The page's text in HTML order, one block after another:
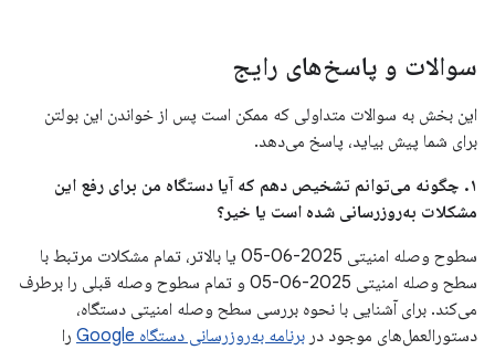
سوالات و پاسخ‌های رایج
این بخش به سوالات متداولی که ممکن است پس از خواندن این بولتن
برای شما پیش بیاید، پاسخ می‌دهد.
۱. چگونه می‌توانم تشخیص دهم که آیا دستگاه من برای رفع این
مشکلات به‌روزرسانی شده است یا خیر؟
سطوح وصله امنیتی 2025-06-05 یا بالاتر، تمام مشکلات مرتبط با
سطح وصله امنیتی 2025-06-05 و تمام سطوح وصله قبلی را برطرف
می‌کند. برای آشنایی با نحوه بررسی سطح وصله امنیتی دستگاه،
دستورالعمل‌های موجود در برنامه به‌روزرسانی دستگاه Google
را